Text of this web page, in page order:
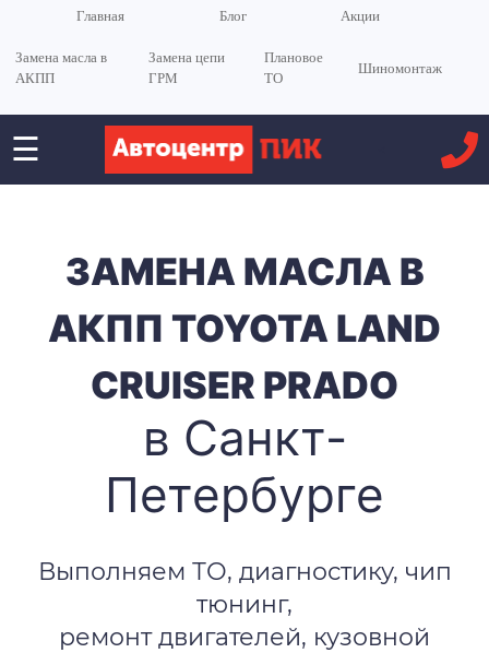
Главная Блог Акции
Замена масла в
АКПП
Замена цепи
ГРМ
Плановое
ТО
Шиномонтаж
☰
ЗАМЕНА МАСЛА В
АКПП TOYOTA LAND
CRUISER PRADO
в Санкт-
Петербурге
Выполняем ТО, диагностику, чип
тюнинг,
ремонт двигателей, кузовной